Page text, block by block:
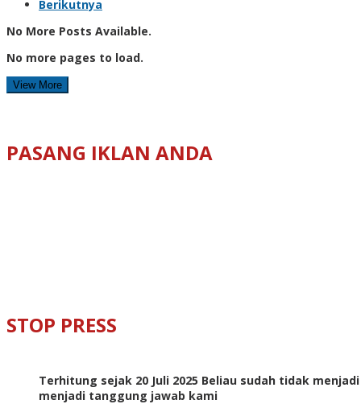
Berikutnya
No More Posts Available.
No more pages to load.
View More
PASANG IKLAN ANDA
STOP PRESS
Terhitung sejak 20 Juli 2025 Beliau sudah tidak
menjadi tanggung jawab kami